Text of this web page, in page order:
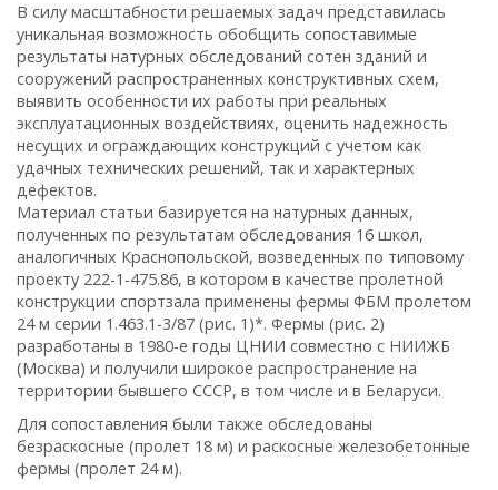
В силу масштабности решаемых задач представилась
уникальная возможность обобщить сопоставимые
результаты натурных обследований сотен зданий и
сооружений распространенных конструктивных схем,
выявить особенности их работы при реальных
эксплуатационных воздействиях, оценить надежность
несущих и ограждающих конструкций с учетом как
удачных технических решений, так и характерных
дефектов.
Материал статьи базируется на натурных данных,
полученных по результатам обследования 16 школ,
аналогичных Краснопольской, возведенных по типовому
проекту 222-1-475.86, в котором в качестве пролетной
конструкции спортзала применены фермы ФБМ пролетом
24 м серии 1.463.1-3/87 (рис. 1)*. Фермы (рис. 2)
разработаны в 1980-е годы ЦНИИ совместно с НИИЖБ
(Москва) и получили широкое распространение на
территории бывшего СССР, в том числе и в Беларуси.
Для сопоставления были также обследованы
безраскосные (пролет 18 м) и раскосные железобетонные
фермы (пролет 24 м).